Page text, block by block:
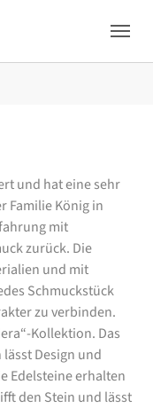
und hat eine sehr
Familie König in
mit
zurück. Die
und mit
Schmuckstück
zu verbinden.
Kollektion. Das
Design und
Edelsteine erhalten
den Stein und lässt